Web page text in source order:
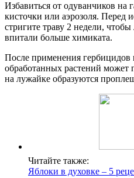
Избавиться от одуванчиков на
кисточки или аэрозоля. Перед
стригите траву 2 недели,
впитали больше химиката.
После применения гербицидов
обработанных растений может
на лужайке образуются
Читайте также:
Яблоки в духовке – 5